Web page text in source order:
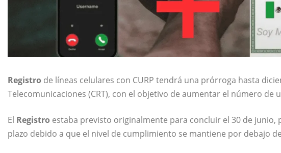
Registro de líneas celulares con CURP tendrá una prórroga hasta
Telecomunicaciones (CRT), con el objetivo de aumentar el número
El Registro estaba previsto originalmente para concluir el 30 de
plazo debido a que el nivel de cumplimiento se mantiene por debajo